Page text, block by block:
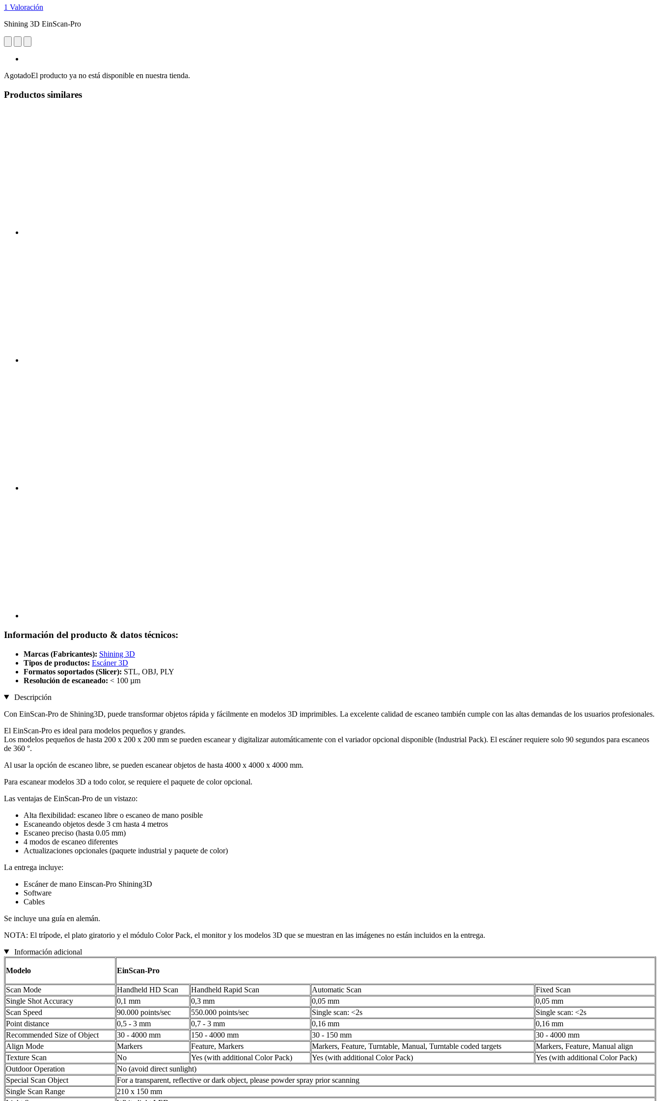
1 Valoración
Shining 3D EinScan-Pro
AgotadoEl producto ya no está disponible en nuestra tienda.
Productos similares
Información del producto & datos técnicos:
Marcas (Fabricantes): Shining 3D
Tipos de productos: Escáner 3D
Formatos soportados (Slicer): STL, OBJ, PLY
Resolución de escaneado: < 100 µm
Descripción
Con EinScan-Pro de Shining3D, puede transformar objetos rápida y fácilmente en modelos 3D imprimibles. La excelente calidad de escaneo también cumple con las altas demandas de los usuarios profesionales.
El EinScan-Pro es ideal para modelos pequeños y grandes.
Los modelos pequeños de hasta 200 x 200 x 200 mm se pueden escanear y digitalizar automáticamente con el variador opcional disponible (Industrial Pack). El escáner requiere solo 90 segundos para escaneos
de 360 ​​°.
Al usar la opción de escaneo libre, se pueden escanear objetos de hasta 4000 x 4000 x 4000 mm.
Para escanear modelos 3D a todo color, se requiere el paquete de color opcional.
Las ventajas de EinScan-Pro de un vistazo:
Alta flexibilidad: escaneo libre o escaneo de mano posible
Escaneando objetos desde 3 cm hasta 4 metros
Escaneo preciso (hasta 0.05 mm)
4 modos de escaneo diferentes
Actualizaciones opcionales (paquete industrial y paquete de color)
La entrega incluye:
Escáner de mano Einscan-Pro Shining3D
Software
Cables
Se incluye una guía en alemán.
NOTA: El trípode, el plato giratorio y el módulo Color Pack, el monitor y los modelos 3D que se muestran en las imágenes no están incluidos en la entrega.
Información adicional
Modelo EinScan-Pro
Scan Mode Handheld HD Scan Handheld Rapid Scan Automatic Scan
Fixed Scan
Single Shot Accuracy
0,1 mm 0,3 mm 0,05 mm
0,05 mm
Scan Speed
90.000 points/sec 550.000 points/sec Single scan: <2s
Single scan: <2s
Point distance
0,5 - 3 mm 0,7 - 3 mm 0,16 mm
0,16 mm
Recommended Size of Object
30 - 4000 mm 150 - 4000 mm 30 - 150 mm
30 - 4000 mm
Align Mode
Markers Feature, Markers Markers, Feature, Turntable, Manual, Turntable coded targets
Markers, Feature, Manual align
Texture Scan
No Yes (with additional Color Pack) Yes (with additional Color Pack)
Yes (with additional Color Pack)
Outdoor Operation
No (avoid direct sunlight)
Special Scan Object
For a transparent, reflective or dark object, please powder spray prior scanning
Single Scan Range
210 x 150 mm